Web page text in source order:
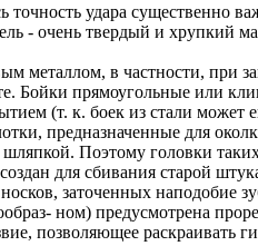
точность удара существенно
- очень твердый и хрупкий
металлом, в частности, при
Бойки прямоугольные или
(т. к. боек из стали может
предназначенные для
Поэтому головки
для сбивания старой
заточенных наподобие
ном) предусмотрена
позволяющее